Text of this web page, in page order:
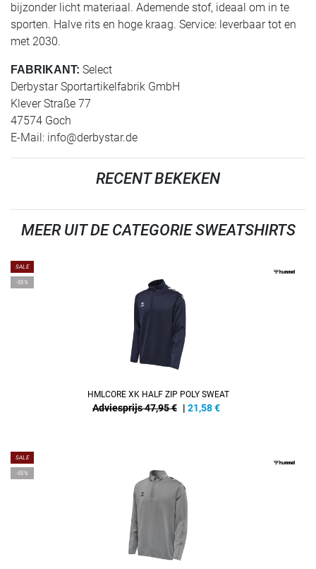
bijzonder licht materiaal. Ademende stof, ideaal om in te
sporten. Halve rits en hoge kraag. Service: leverbaar tot en
met 2030.
FABRIKANT: Select
Derbystar Sportartikelfabrik GmbH
Klever Straße 77
47574 Goch
E-Mail: info@derbystar.de
RECENT BEKEKEN
MEER UIT DE CATEGORIE SWEATSHIRTS
SALE
-55%
HMLCORE XK HALF ZIP POLY SWEAT
Adviesprijs 47,95 € | 21,58€
SALE
-55%